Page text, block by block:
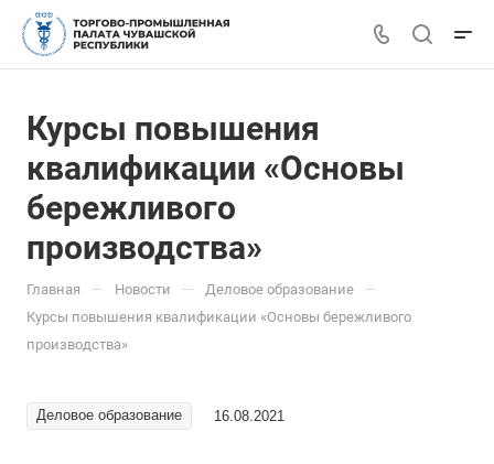
Курсы повышения
квалификации «Основы
бережливого
производства»
Главная — Новости — Деловое образование —
Курсы повышения квалификации «Основы бережливого
производства»
Деловое образование 16.08.2021